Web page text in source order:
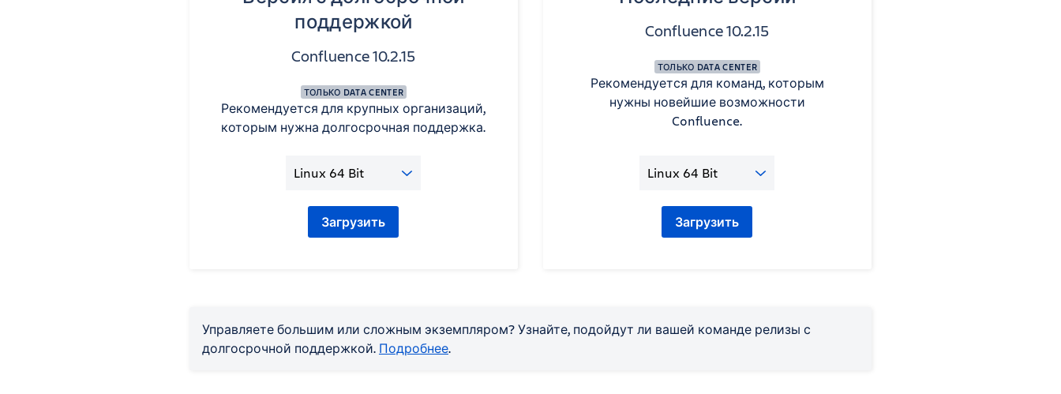
поддержкой
Confluence 10.2.15
ТОЛЬКО DATA CENTER
Рекомендуется для крупных организаций,
которым нужна долгосрочная поддержка.
Загрузить
Confluence 10.2.15
ТОЛЬКО DATA CENTER
Рекомендуется для команд, которым
нужны новейшие возможности
Confluence.
Загрузить
Управляете большим или сложным экземпляром? Узнайте, подойдут ли вашей команде релизы с
долгосрочной поддержкой. Подробнее.